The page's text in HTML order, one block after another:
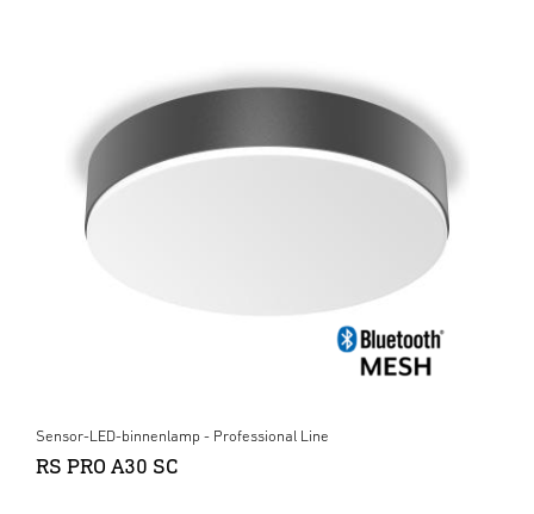
Sensor-LED-binnenlamp - Professional Line
RS PRO A30 SC